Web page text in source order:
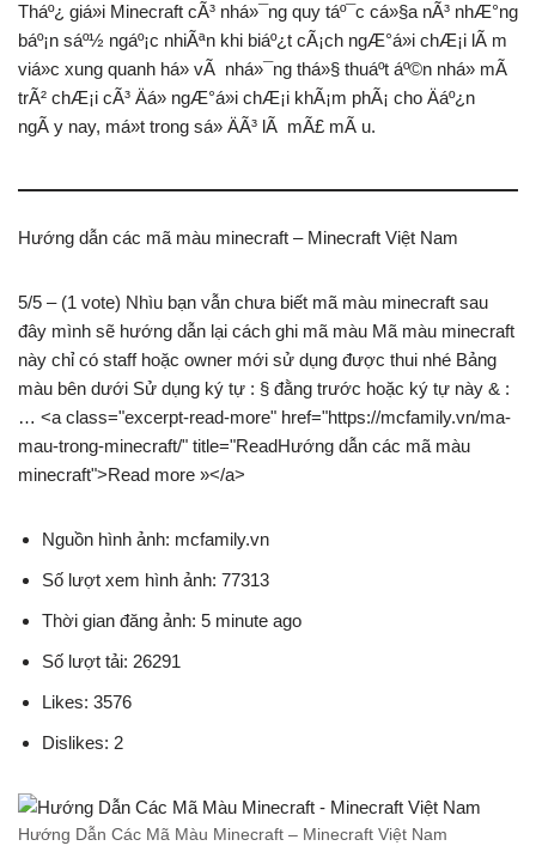
Tháº¿ giá»i Minecraft cÃ³ nhá»¯ng quy táº¯c cá»§a nÃ³ nhÆ°ng
báº¡n sáº½ ngáº¡c nhiÃªn khi biáº¿t cÃ¡ch ngÆ°á»i chÆ¡i lÃ m
viá»c xung quanh há» vÃ nhá»¯ng thá»§ thuáº­t áº©n nhá» mÃ
trÃ² chÆ¡i cÃ³ Äá» ngÆ°á»i chÆ¡i khÃ¡m phÃ¡ cho Äáº¿n
ngÃ y nay, má»t trong sá» ÄÃ³ lÃ mÃ£ mÃ u.
Hướng dẫn các mã màu minecraft – Minecraft Việt Nam
5/5 – (1 vote) Nhìu bạn vẫn chưa biết mã màu minecraft sau
đây mình sẽ hướng dẫn lại cách ghi mã màu Mã màu minecraft
này chỉ có staff hoặc owner mới sử dụng được thui nhé Bảng
màu bên dưới Sử dụng ký tự : § đằng trước hoặc ký tự này & :
… <a class="excerpt-read-more" href="https://mcfamily.vn/ma-
mau-trong-minecraft/" title="ReadHướng dẫn các mã màu
minecraft">Read more »</a>
Nguồn hình ảnh: mcfamily.vn
Số lượt xem hình ảnh: 77313
Thời gian đăng ảnh: 5 minute ago
Số lượt tải: 26291
Likes: 3576
Dislikes: 2
Hướng Dẫn Các Mã Màu Minecraft – Minecraft Việt Nam